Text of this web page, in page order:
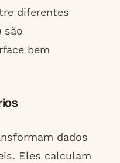
diferentes
são
bem
dados
Eles calculam